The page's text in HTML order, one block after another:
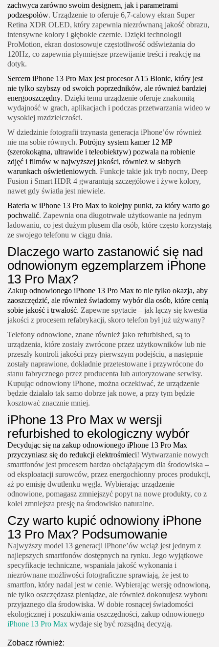
zachwyca zarówno swoim designem, jak i parametrami
podzespołów. Urządzenie to oferuje 6,7-calowy ekran Super
Retina XDR OLED, który zapewnia niezrównaną jakość obrazu,
intensywne kolory i głębokie czernie. Dzięki technologii
ProMotion, ekran dostosowuje częstotliwość odświeżania do
120Hz, co zapewnia płynniejsze przewijanie treści i reakcję na
dotyk.
Sercem iPhone 13 Pro Max jest procesor A15 Bionic, który jest
nie tylko szybszy od swoich poprzedników, ale również bardziej
energooszczędny. Dzięki temu urządzenie oferuje znakomitą
wydajność w grach, aplikacjach i podczas przetwarzania wideo w
wysokiej rozdzielczości.
W dziedzinie fotografii trzynasta generacja iPhone’ów również
nie ma sobie równych. Potrójny system kamer 12 MP
(szerokokątna, ultrawide i teleobiektyw) pozwala na robienie
zdjęć i filmów w najwyższej jakości, również w słabych
warunkach oświetleniowych. Funkcje takie jak tryb nocny, Deep
Fusion i Smart HDR 4 gwarantują szczegółowe i żywe kolory,
nawet gdy światła jest niewiele.
Bateria w iPhone 13 Pro Max to kolejny punkt, za który warto go
pochwalić. Zapewnia ona długotrwałe użytkowanie na jednym
ładowaniu, co jest dużym plusem dla osób, które często korzystają
ze swojego telefonu w ciągu dnia.
Dlaczego warto zastanowić się nad
odnowionym egzemplarzem iPhone
13 Pro Max?
Zakup odnowionego iPhone 13 Pro Max to nie tylko okazja, aby
zaoszczędzić, ale również świadomy wybór dla osób, które cenią
sobie jakość i trwałość. Zapewne spytacie – jak łączy się kwestia
jakości z procesem refabrykacji, skoro telefon był już używany?
Telefony odnowione, znane również jako refurbished, są to
urządzenia, które zostały zwrócone przez użytkowników lub nie
przeszły kontroli jakości przy pierwszym podejściu, a następnie
zostały naprawione, dokładnie przetestowane i przywrócone do
stanu fabrycznego przez producenta lub autoryzowane serwisy.
Kupując odnowiony iPhone, można oczekiwać, że urządzenie
będzie działało tak samo dobrze jak nowe, a przy tym będzie
kosztować znacznie mniej.
iPhone 13 Pro Max w wersji
refurbished to ekologiczny wybór
Decydując się na zakup odnowionego iPhone 13 Pro Max
przyczyniasz się do redukcji elektrośmieci! Wytwarzanie nowych
smartfonów jest procesem bardzo obciążającym dla środowiska –
od eksploatacji surowców, przez energochłonny proces produkcji,
aż po emisję dwutlenku węgla. Wybierając urządzenie
odnowione, pomagasz zmniejszyć popyt na nowe produkty, co z
kolei zmniejsza presję na środowisko naturalne.
Czy warto kupić odnowiony iPhone
13 Pro Max? Podsumowanie
Najwyższy model 13 generacji iPhone’ów wciąż jest jednym z
najlepszych smartfonów dostępnych na rynku. Jego wyjątkowe
specyfikacje techniczne, wspaniała jakość wykonania i
niezrównane możliwości fotograficzne sprawiają, że jest to
smartfon, który nadal jest w cenie. Wybierając wersję odnowioną,
nie tylko oszczędzasz pieniądze, ale również dokonujesz wyboru
przyjaznego dla środowiska. W dobie rosnącej świadomości
ekologicznej i poszukiwania oszczędności, zakup odnowionego
iPhone 13 Pro Max wydaje się być rozsądną decyzją.
Zobacz również: